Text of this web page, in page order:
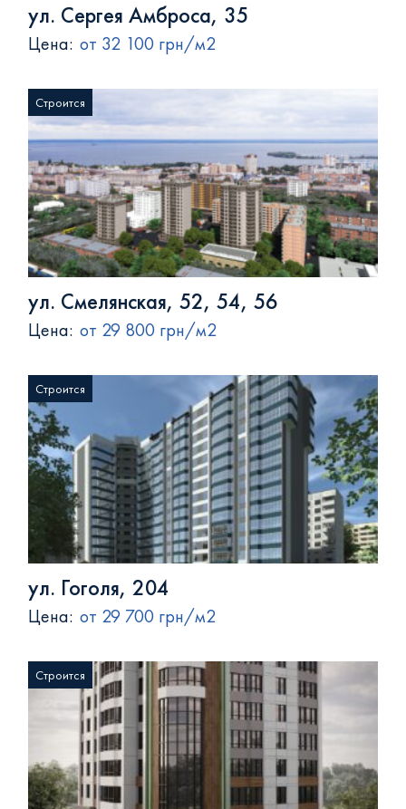
ул. Сергея Амброса, 35
Цена: от 32 100 грн/м2
Строится
ул. Смелянская, 52, 54, 56
Цена: от 29 800 грн/м2
Строится
ул. Гоголя, 204
Цена: от 29 700 грн/м2
Строится